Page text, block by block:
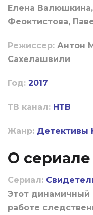
Елена
Феоктистова,
Режиссер: Антон
Сахелашвили
Год: 2017
ТВ канал: НТВ
Жанр: Детективы
О сериале
Сериал:
Этот динамичный
работе